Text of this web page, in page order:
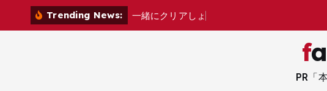
Trending News: 一緒に ク リ ア し ょ
PR「